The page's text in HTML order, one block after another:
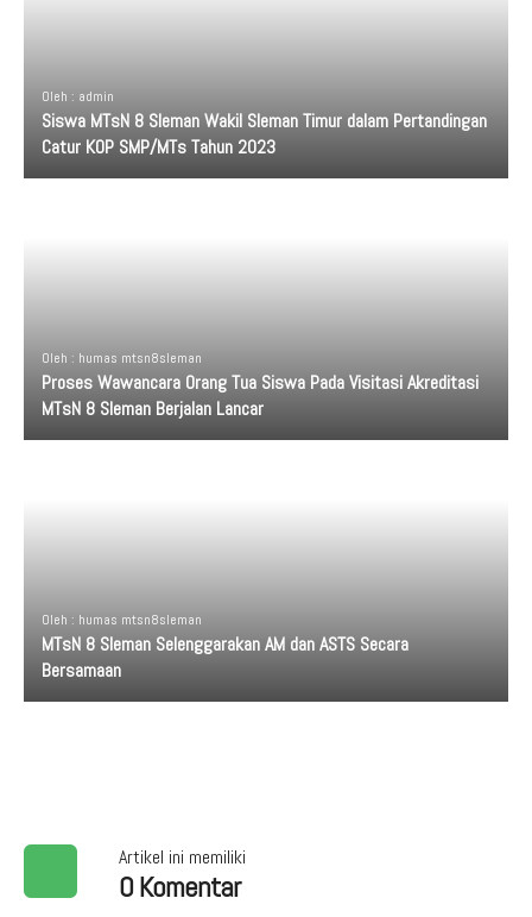
Oleh : admin
Siswa MTsN 8 Sleman Wakil Sleman Timur dalam Pertandingan
Catur KOP SMP/MTs Tahun 2023
Oleh : humas mtsn8sleman
Proses Wawancara Orang Tua Siswa Pada Visitasi Akreditasi
MTsN 8 Sleman Berjalan Lancar
Oleh : humas mtsn8sleman
MTsN 8 Sleman Selenggarakan AM dan ASTS Secara
Bersamaan
Artikel ini memiliki
0 Komentar